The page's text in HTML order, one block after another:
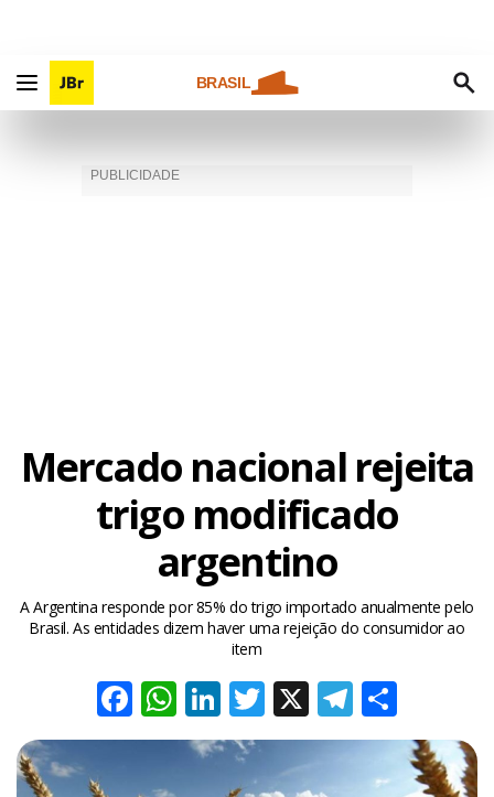
BRASIL
Mercado nacional rejeita
trigo modificado
argentino
A Argentina responde por 85% do trigo importado anualmente pelo
Brasil. As entidades dizem haver uma rejeição do consumidor ao
item
Facebook
WhatsApp
LinkedIn
Twitter
X